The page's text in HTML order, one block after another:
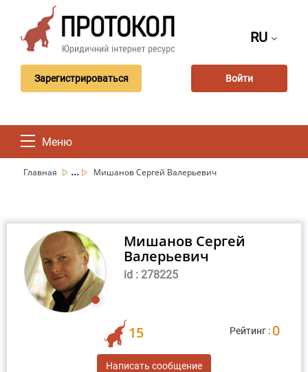
RU
Зарегистрироваться Войти
Меню
Главная ... Мишанов Сергей Валерьевич
Мишанов Сергей
Валерьевич
id : 278225
15 Рейтинг : 0
Написать сообщение